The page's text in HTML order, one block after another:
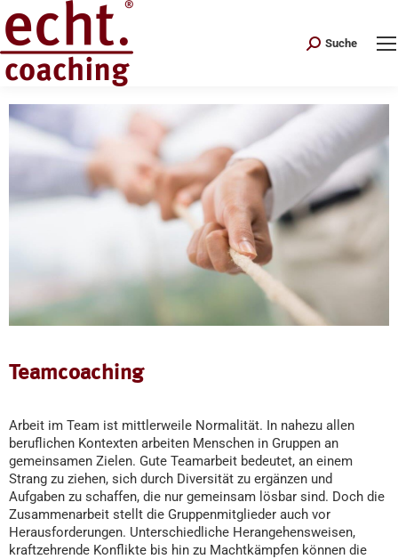
Search:
Suche
Teamcoaching
Arbeit im Team ist mittlerweile Normalität. In nahezu allen
beruflichen Kontexten arbeiten Menschen in Gruppen an
gemeinsamen Zielen. Gute Teamarbeit bedeutet, an einem
Strang zu ziehen, sich durch Diversität zu ergänzen und
Aufgaben zu schaffen, die nur gemeinsam lösbar sind. Doch die
Zusammenarbeit stellt die Gruppenmitglieder auch vor
Herausforderungen. Unterschiedliche Herangehensweisen,
kraftzehrende Konflikte bis hin zu Machtkämpfen können die